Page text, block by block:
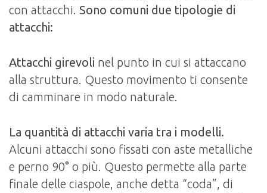
con attacchi. Sono comuni due tipologie di
attacchi:
Attacchi girevoli nel punto in cui si attaccano
alla struttura. Questo movimento ti consente
di camminare in modo naturale.
La quantità di attacchi varia tra i modelli.
Alcuni attacchi sono fissati con aste metalliche
e perno 90° o più. Questo permette alla parte
finale delle ciaspole, anche detta “coda”, di